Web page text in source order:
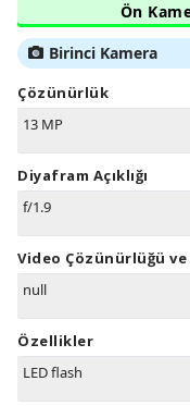
Ön
Birinci Kamera
Çözünürlük
13 MP
Diyafram Açıklığı
f/1.9
Video Çözünürlüğü ve
null
Özellikler
LED flash